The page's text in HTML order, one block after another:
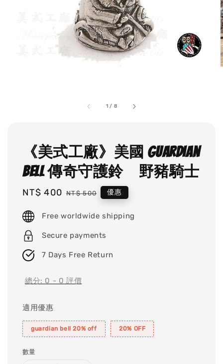
1 / 8
《美式工廠》美國 Guardian
Bell 傳奇守護鈴 野豬騎士
Sale
NT$ 400 Regular
NT$ 500 優惠
Free worldwide shipping
Secure payments
7 Days Free Return
總分: 0 - 0 評價
適用優惠
guardian bell 20% off 20% OFF
數量